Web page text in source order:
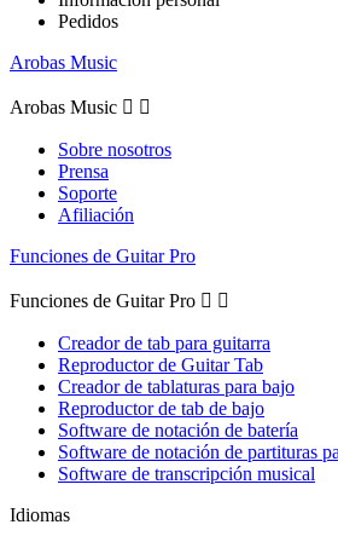
Pedidos
Arobas Music
Arobas Music  
Sobre nosotros
Prensa
Soporte
Afiliación
Funciones de Guitar Pro
Funciones de Guitar Pro  
Creador de tab para guitarra
Reproductor de Guitar Tab
Creador de tablaturas para bajo
Reproductor de tab de bajo
Software de notación de batería
Software de notación de partituras
Software de transcripción musical
Idiomas